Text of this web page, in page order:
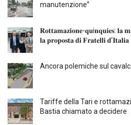
manutenzione”
𝐑𝐨𝐭𝐭𝐚𝐦𝐚𝐳𝐢𝐨𝐧𝐞-𝐪𝐮i𝐧𝐪𝐮𝐢𝐞𝐬: 𝐥𝐚
𝐥𝐚 𝐩𝐫𝐨𝐩𝐨𝐬𝐭𝐚 𝐝𝐢 𝐅𝐫𝐚𝐭𝐞𝐥𝐥𝐢 𝐝’𝐈𝐭𝐚𝐥𝐢𝐚
Ancora polemiche sul
Tariffe della Tari e
Bastia chiamato a decidere